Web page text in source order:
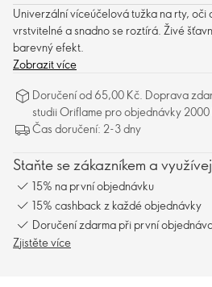
Univerzální víceúčelová tužka na rty,
vrstvitelné a snadno se roztírá. Živé
barevný efekt.
Zobrazit více
Doručení od 65,00 Kč. Doprava
studii Oriflame pro objednávky 2000
Čas doručení: 2-3 dny
Staňte se zákazníkem a
15% na první objednávku
15% cashback z každé objednávky
Doručení zdarma při první
Zjistěte více